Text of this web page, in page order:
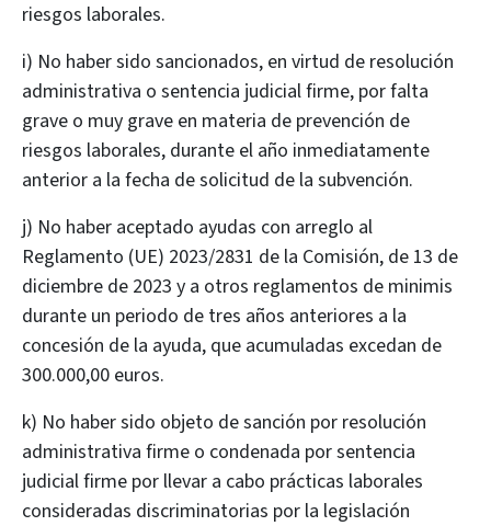
riesgos laborales.
i) No haber sido sancionados, en virtud de resolución
administrativa o sentencia judicial firme, por falta
grave o muy grave en materia de prevención de
riesgos laborales, durante el año inmediatamente
anterior a la fecha de solicitud de la subvención.
j) No haber aceptado ayudas con arreglo al
Reglamento (UE) 2023/2831 de la Comisión, de 13 de
diciembre de 2023 y a otros reglamentos de minimis
durante un periodo de tres años anteriores a la
concesión de la ayuda, que acumuladas excedan de
300.000,00 euros.
k) No haber sido objeto de sanción por resolución
administrativa firme o condenada por sentencia
judicial firme por llevar a cabo prácticas laborales
consideradas discriminatorias por la legislación